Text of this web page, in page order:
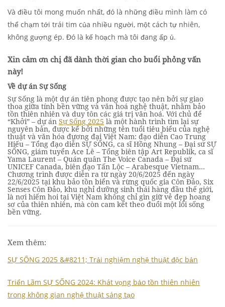
Và điều tôi mong muốn nhất, đó là những điều mình làm có
thể chạm tới trái tim của nhiều người, một cách tự nhiên,
không gượng ép. Đó là kế hoạch mà tôi đang ấp ủ.
Xin cảm ơn chị đã dành thời gian cho buổi phỏng vấn
này!
Về dự án Sự Sống
Sự Sống là một dự án tiên phong được tạo nên bởi sự giao
thoa giữa tính bền vững và văn hoá nghệ thuật, nhằm bảo
tồn thiên nhiên và duy tôn các giá trị văn hoá. Với chủ để
“Khởi” – dự án Sự Sống 2025 là một hành trình tìm lại sự
nguyên bản, được kể bởi những tên tuổi tiêu biểu của nghệ
thuật và văn hóa đương đại Việt Nam: đạo diễn Cao Trung
Hiếu – Tổng đạo diễn SỰ SỐNG, ca sĩ Hồng Nhung – Đại sứ SỰ
SỐNG, giám tuyển Ace Lê – Tổng biên tập Art Republik, ca sĩ
Yama Laurent – Quán quân The Voice Canada – Đại sứ
UNICEF Canada, biên đạo Tấn Lộc – Arabesque Vietnam…
Chương trình được diễn ra từ ngày 20/6/2025 đến ngày
22/6/2025 tại khu bảo tồn biển và rừng quốc gia Côn Đảo, Six
Senses Côn Đảo, khu nghỉ dưỡng sinh thái hàng đầu thế giới,
là nơi hiếm hoi tại Việt Nam không chỉ gìn giữ vẻ đẹp hoang
sơ của thiên nhiên, mà còn cam kết theo đuổi một lối sống
bền vững.
Xem thêm:
SỰ SỐNG 2025 &#8211; Trải nghiệm nghệ thuật độc bản
Triển Lãm SỰ SỐNG 2024: Khát vọng bảo tồn thiên nhiên
trong không gian nghệ thuật sáng tạo